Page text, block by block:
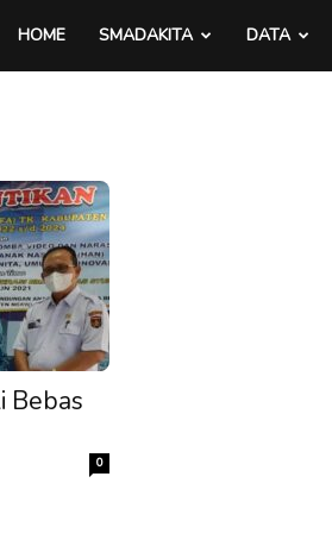
SMA
2
Ngawi
HOME SMADAKITA DATA
Bebas
0